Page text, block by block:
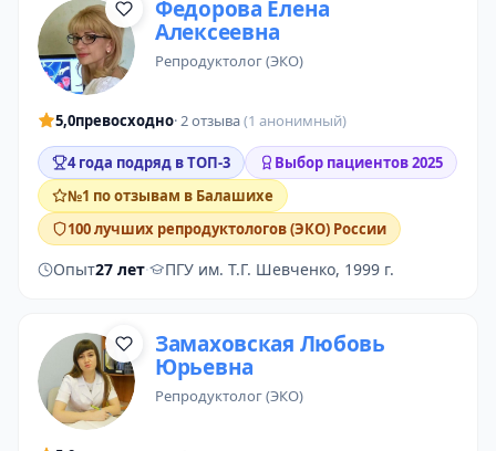
Федорова Елена
Алексеевна
репродуктолог (ЭКО)
5,0превосходно· 2 отзыва(1 анонимный)
4 года подряд в ТОП-3
Выбор пациентов 2025
№1 по отзывам в Балашихе
100 лучших репродуктологов (ЭКО) России
Опыт27 лет· ПГУ им. Т.Г. Шевченко, 1999 г.
Замаховская Любовь
Юрьевна
репродуктолог (ЭКО)